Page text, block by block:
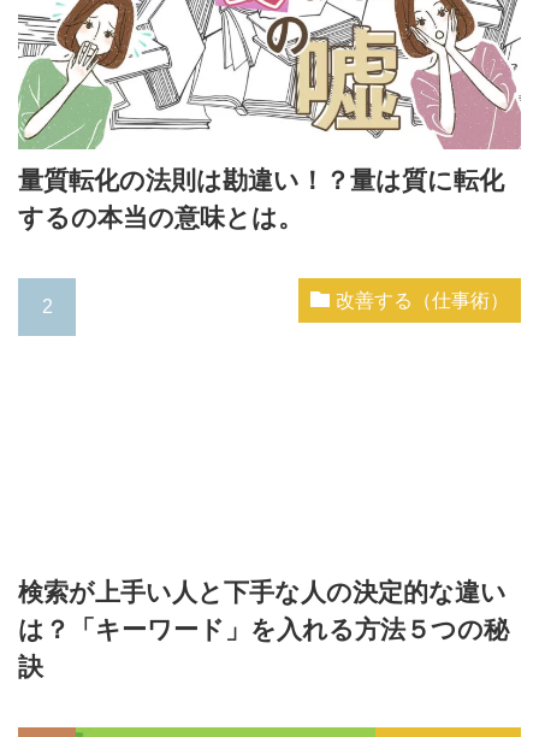
量質転化の法則は勘違い！？量は質に転化
するの本当の意味とは。
改善する（仕事術）
検索が上手い人と下手な人の決定的な違い
は？「キーワード」を入れる方法５つの秘
訣